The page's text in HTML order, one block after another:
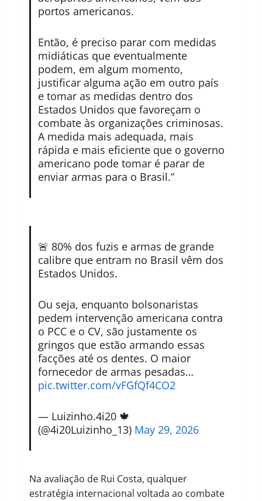
portos americanos.
Então, é preciso parar com medidas
midiáticas que eventualmente
podem, em algum momento,
justificar alguma ação em outro país
e tomar as medidas dentro dos
Estados Unidos que favoreçam o
combate às organizações criminosas.
A medida mais adequada, mais
rápida e mais eficiente que o governo
americano pode tomar é parar de
enviar armas para o Brasil.”
🚨 80% dos fuzis e armas de grande
calibre que entram no Brasil vêm dos
Estados Unidos.
Ou seja, enquanto bolsonaristas
pedem intervenção americana contra
o PCC e o CV, são justamente os
gringos que estão armando essas
facções até os dentes. O maior
fornecedor de armas pesadas…
pic.twitter.com/vFGfQf4CO2
— Luizinho.4i20 🍁
(@4i20Luizinho_13) May 29, 2026
Na avaliação de Rui Costa, qualquer
estratégia internacional voltada ao combate